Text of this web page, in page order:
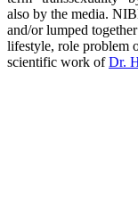
also by the media.
and/or lumped
lifestyle, role problem
scientific work ofDr.